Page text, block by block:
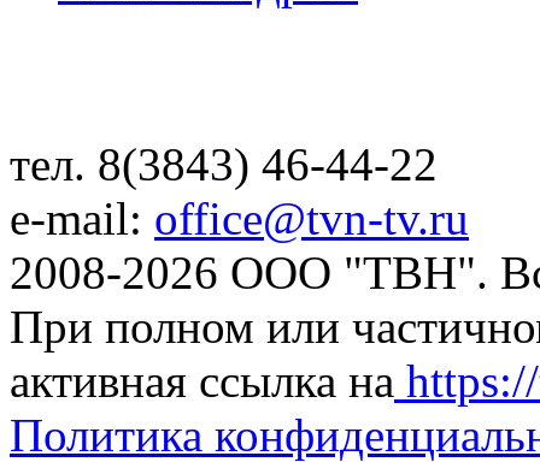
тел. 8(3843) 46-44-22
e-mail: office@tvn-tv.ru
2008-2026 ООО "ТВН".
При полном или
активная ссылка на
Политика